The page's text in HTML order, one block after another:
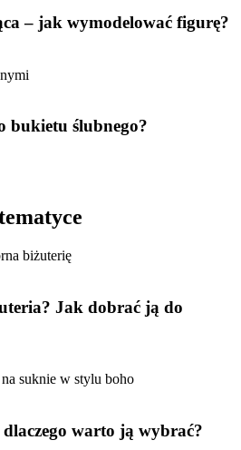
– jak wymodelować figurę?
bukietu ślubnego?
Jak dobrać ją do
warto ją wybrać?